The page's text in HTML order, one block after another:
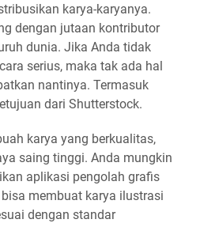
karya-karyanya.
dengan jutaan kontributor
dunia. Jika Anda tidak
serius, maka tak ada hal
nantinya. Termasuk
dari Shutterstock.
karya yang berkualitas,
saing tinggi. Anda mungkin
aplikasi pengolah grafis
membuat karya ilustrasi
dengan standar